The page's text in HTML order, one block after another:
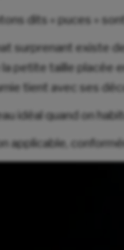
dits « puces »
surprenant existe
petite taille placée
tient avec ses
idéal quand on
applicable,